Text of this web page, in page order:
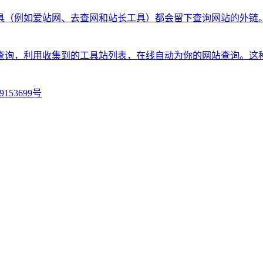
例如爱站网、去查网和站长工具）都会留下查询网站的外
，利用收集到的工具站列表，在线自动为你的网站查询。
号